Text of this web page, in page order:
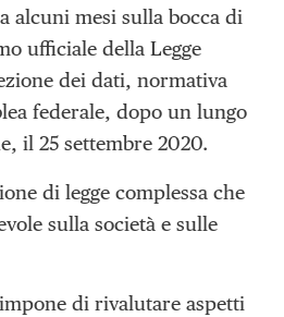
alcuni mesi sulla bocca di
ufficiale della Legge
dei dati, normativa
federale, dopo un lungo
il 25 settembre 2020.
di legge complessa che
sulla società e sulle
di rivalutare aspetti